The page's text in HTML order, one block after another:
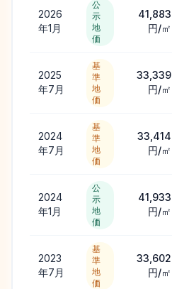
2026
年1月
公
示
地
価
41,883
円/㎡
2025
年7月
基
準
地
価
33,339
円/㎡
2024
年7月
基
準
地
価
33,414
円/㎡
2024
年1月
公
示
地
価
41,933
円/㎡
2023
年7月
基
準
地
価
33,602
円/㎡